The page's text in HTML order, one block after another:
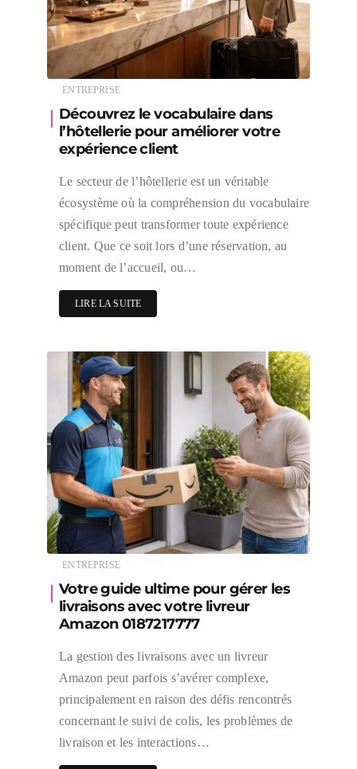
ENTREPRISE
Découvrez le vocabulaire dans
l’hôtellerie pour améliorer votre
expérience client
Le secteur de l’hôtellerie est un véritable
écosystème où la compréhension du vocabulaire
spécifique peut transformer toute expérience
client. Que ce soit lors d’une réservation, au
moment de l’accueil, ou…
LIRE LA SUITE
ENTREPRISE
Votre guide ultime pour gérer les
livraisons avec votre livreur
Amazon 0187217777
La gestion des livraisons avec un livreur
Amazon peut parfois s’avérer complexe,
principalement en raison des défis rencontrés
concernant le suivi de colis, les problèmes de
livraison et les interactions…